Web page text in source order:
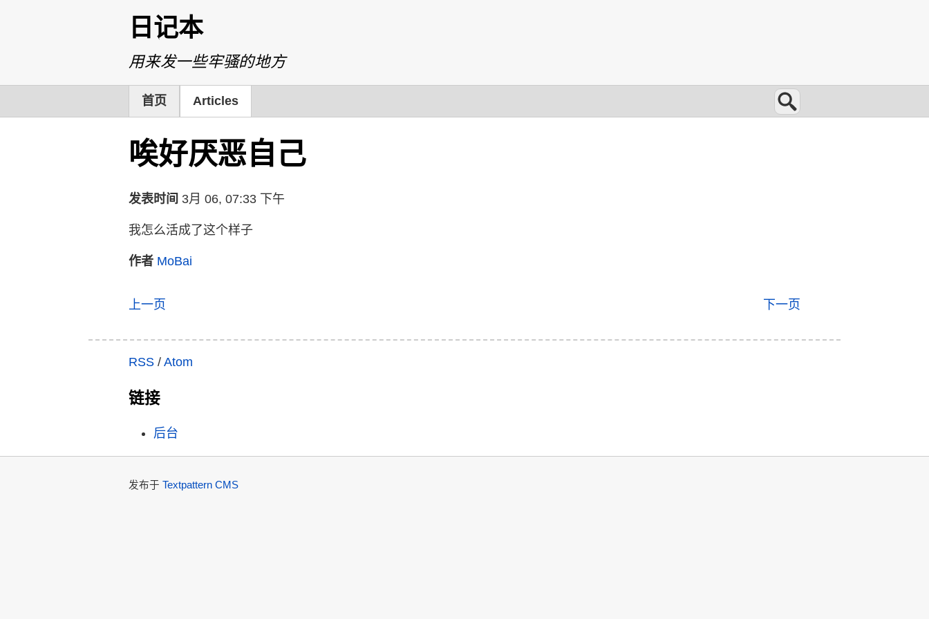
日记本
用来发一些牢骚的地方
首页 Articles 搜索
唉好厌恶自己
发表时间 3月 06, 07:33 下午
我怎么活成了这个样子
作者 MoBai
上一页 下一页
RSS / Atom
链接
后台
发布于 Textpattern CMS